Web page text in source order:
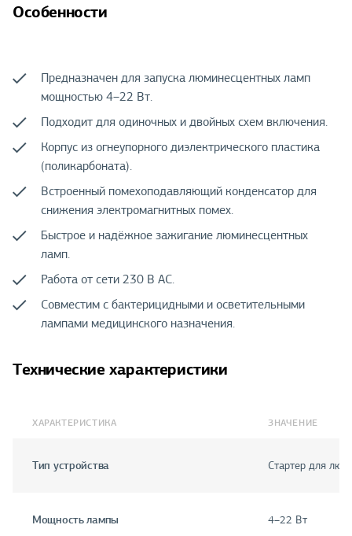
Особенности
Предназначен для запуска люминесцентных ламп
мощностью 4–22 Вт.
Подходит для одиночных и двойных схем включения.
Корпус из огнеупорного диэлектрического пластика
(поликарбоната).
Встроенный помехоподавляющий конденсатор для
снижения электромагнитных помех.
Быстрое и надёжное зажигание люминесцентных
ламп.
Работа от сети 230 В AC.
Совместим с бактерицидными и осветительными
лампами медицинского назначения.
Технические характеристики
ХАРАКТЕРИСТИКА ЗНАЧЕНИЕ
Тип устройства Стартер для
Мощность лампы 4–22 Вт